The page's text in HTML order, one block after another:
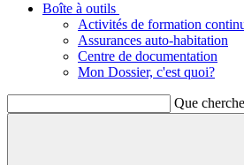
Boîte à outils
Activités de formation
Assurances auto-habitation
Centre de documentation
Mon Dossier, c'est quoi?
Que